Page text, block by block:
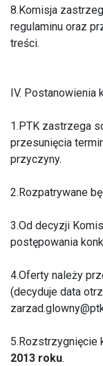
8.Komisja
regulaminu oraz
treści.
IV. Postanowienia
1.PTK zastrzega
przesunięcia
przyczyny.
2.Rozpatrywane
3.Od decyzji
postępowania
4.Oferty należy
(decyduje data
5.Rozstrzygnięcie
2013 roku.